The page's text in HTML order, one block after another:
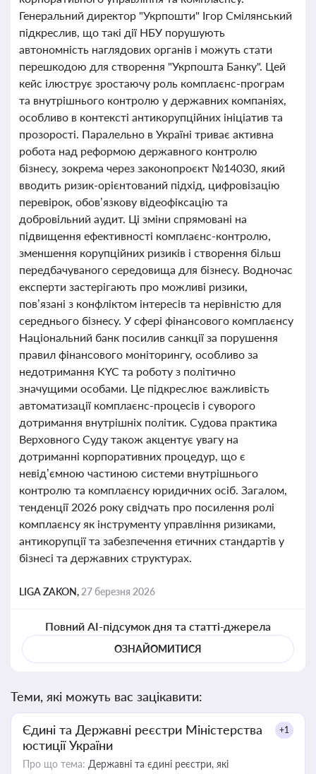
Генеральний директор "Укрпошти" Ігор Смілянський
підкреслив, що такі дії НБУ порушують
автономність наглядових органів і можуть стати
перешкодою для створення "Укрпошта Банку". Цей
кейс ілюструє зростаючу роль комплаєнс-програм
та внутрішнього контролю у державних компаніях,
особливо в контексті антикорупційних ініціатив та
прозорості. Паралельно в Україні триває активна
робота над реформою державного контролю
бізнесу, зокрема через законопроєкт №14030, який
вводить ризик-орієнтований підхід, цифровізацію
перевірок, обов’язкову відеофіксацію та
добровільний аудит. Ці зміни спрямовані на
підвищення ефективності комплаєнс-контролю,
зменшення корупційних ризиків і створення більш
передбачуваного середовища для бізнесу. Водночас
експерти застерігають про можливі ризики,
пов’язані з конфліктом інтересів та нерівністю для
середнього бізнесу. У сфері фінансового комплаєнсу
Національний банк посилив санкції за порушення
правил фінансового моніторингу, особливо за
недотримання KYC та роботу з політично
значущими особами. Це підкреслює важливість
автоматизації комплаєнс-процесів і суворого
дотримання внутрішніх політик. Судова практика
Верховного Суду також акцентує увагу на
дотриманні корпоративних процедур, що є
невід’ємною частиною системи внутрішнього
контролю та комплаєнсу юридичних осіб. Загалом,
тенденції 2026 року свідчать про посилення ролі
комплаєнсу як інструменту управління ризиками,
антикорупції та забезпечення етичних стандартів у
бізнесі та державних структурах.
LIGA ZAKON, 27 березня 2026
Повний AI-підсумок дня та статті-джерела
ОЗНАЙОМИТИСЯ
Теми, які можуть вас зацікавити:
Єдині та Державні реєстри Міністерства
юстиції України
+1
Про що тема: Державні та єдині реєстри, які